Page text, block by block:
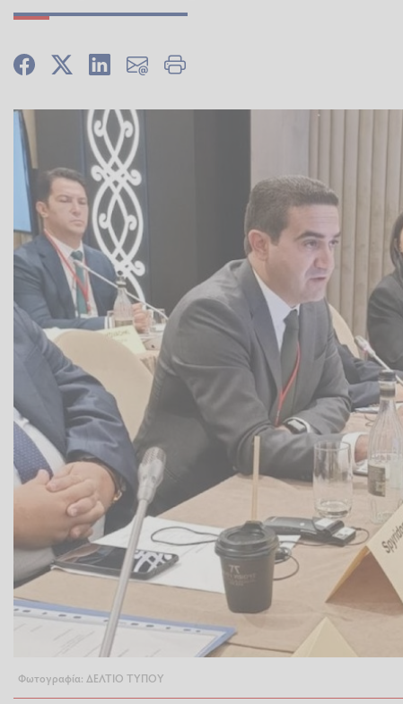
Φωτογραφία: ΔΕΛΤΙΟ ΤΥΠΟΥ